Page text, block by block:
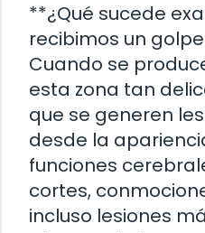
**¿Qué sucede
recibimos un
Cuando se
esta zona tan
que se generen
desde la
funciones
cortes,
incluso lesiones